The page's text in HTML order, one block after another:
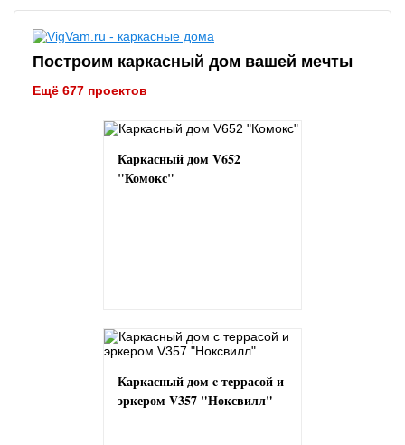
Построим каркасный дом вашей мечты
Ещё 677 проектов
Каркасный дом V652
"Комокс"
Каркасный дом c террасой и
эркером V357 "Ноксвилл"